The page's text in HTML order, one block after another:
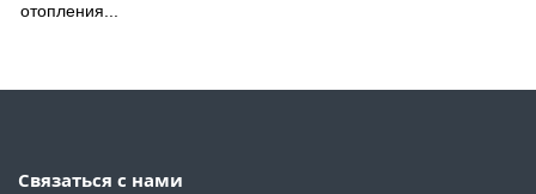
отопления...
Связаться с нами